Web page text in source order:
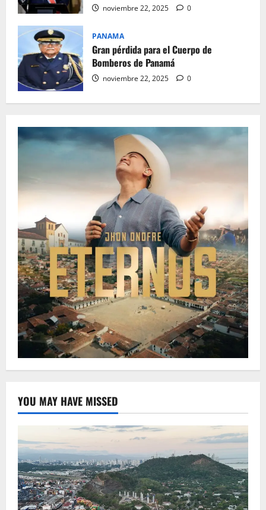
noviembre 22, 2025 0
PANAMA
Gran pérdida para el Cuerpo de
Bomberos de Panamá
noviembre 22, 2025 0
YOU MAY HAVE MISSED